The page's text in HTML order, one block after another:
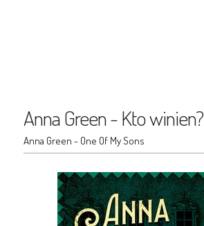
Anna Green - Kto winien?
Anna Green - One Of My Sons